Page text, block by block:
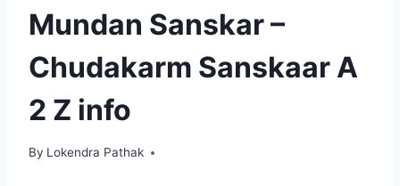
Mundan Sanskar –
Chudakarm Sanskaar A
2 Z info
By Lokendra Pathak